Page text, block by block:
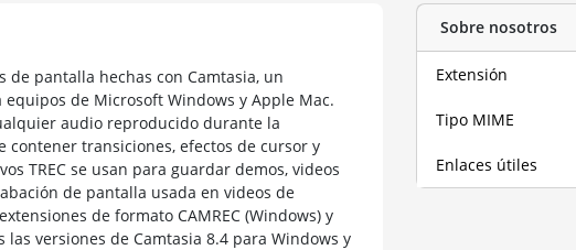
de pantalla hechas con Camtasia, un
de Microsoft Windows y Apple Mac.
audio reproducido durante la
transiciones, efectos de cursor y
TREC se usan para guardar demos, videos
de pantalla usada en videos de
de formato CAMREC (Windows) y
las versiones de Camtasia 8.4 para Windows y
Sobre nosotros
Extensión
Tipo MIME
Enlaces útiles